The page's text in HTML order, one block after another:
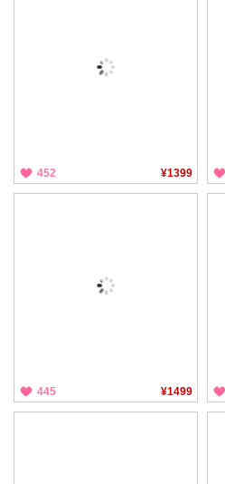
452 ¥1399
445 ¥1499